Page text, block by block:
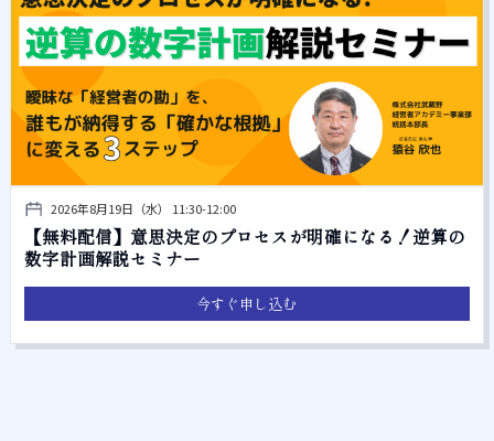
2026年8月19日（水） 11:30-12:00
【無料配信】意思決定のプロセスが明確になる！逆算の
数字計画解説セミナー
今すぐ申し込む